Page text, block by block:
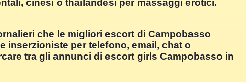
che le migliori escort di Campobasso
inserzioniste per telefono, email, chat o
tra gli annunci di escort girls Campobasso in